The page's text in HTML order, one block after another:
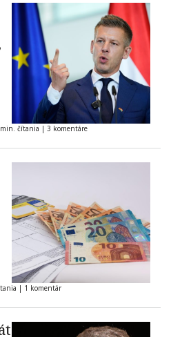
čítania | 3 komentáre
| 1 komentár